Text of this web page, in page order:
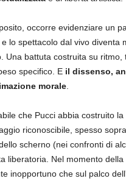
occorre evidenziare un
lo spettacolo dal vivo diventa
Una battuta costruita su
specifico. E il dissenso,
morale.
che Pucci abbia costruito
riconoscibile, spesso
scherno (nei confronti di
liberatoria. Nel momento
inopportuno che sul palco